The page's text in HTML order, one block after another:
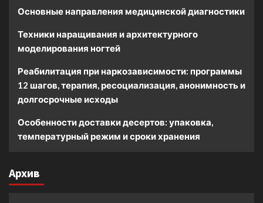
Основные направления медицинской диагностики
Техники наращивания и архитектурного
моделирования ногтей
Реабилитация при наркозависимости: программы
12 шагов, терапия, ресоциализация, анонимность и
долгосрочные исходы
Особенности доставки десертов: упаковка,
температурный режим и сроки хранения
Архив